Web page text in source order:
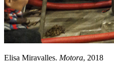
Elisa Miravalles. Motora, 2018